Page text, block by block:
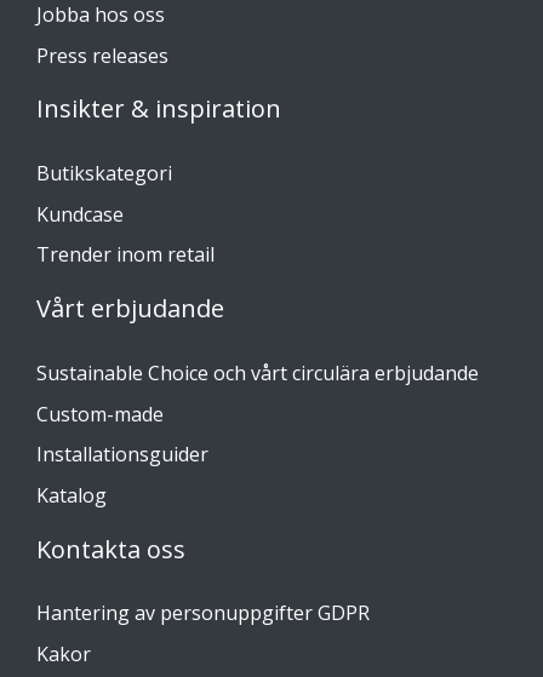
Jobba hos oss
Press releases
Insikter & inspiration
Butikskategori
Kundcase
Trender inom retail
Vårt erbjudande
Sustainable Choice och vårt circulära erbjudande
Custom-made
Installationsguider
Katalog
Kontakta oss
Hantering av personuppgifter GDPR
Kakor